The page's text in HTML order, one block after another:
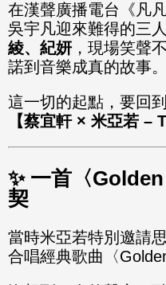
在漢聲廣播電台《凡
吳宇凡迎來難得的三
綾、紀妍，現場笑聲
諾到音樂成真的故事。
這一切的起點，要回
【蔡宜軒 × 米亞若 –
✨ 一首〈
契
當時米亞若特別邀請
合唱經典歌曲〈